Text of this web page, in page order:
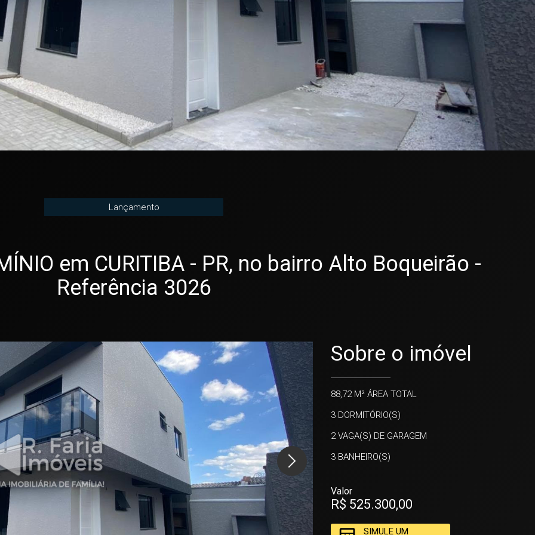
Lançamento
em CURITIBA - PR, no bairro Alto Boqueirão -
Referência 3026
Sobre o imóvel
88,72 M² ÁREA TOTAL
3 DORMITÓRIO(S)
2VAGA(S) DE GARAGEM
3 BANHEIRO(S)
Valor
R$ 525.300,00
SIMULE UM